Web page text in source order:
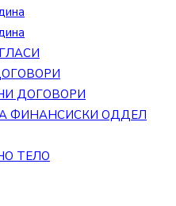
ДОГОВОРИ
ФИНАНСИСКИ ОДДЕЛ
ТЕЛО